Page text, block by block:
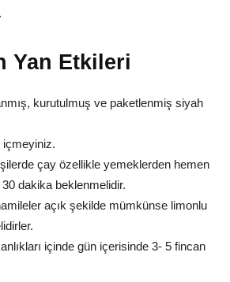
Yan Etkileri
kurutulmuş ve paketlenmiş siyah
içmeyiniz.
çay özellikle yemeklerden hemen
dakika beklenmelidir.
açık şekilde mümkünse limonlu
içinde gün içerisinde 3- 5 fincan